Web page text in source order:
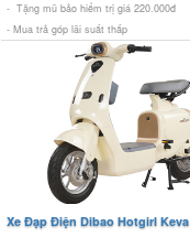
- Tặng mũ bảo hiểm trị giá 220.000đ
- Mua trả góp lãi suất thấp
Xe Đạp Điện Dibao Hotgirl Keva